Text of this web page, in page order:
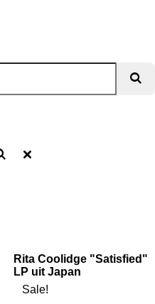
Rita Coolidge "Satisfied"
LP uit Japan
Sale!